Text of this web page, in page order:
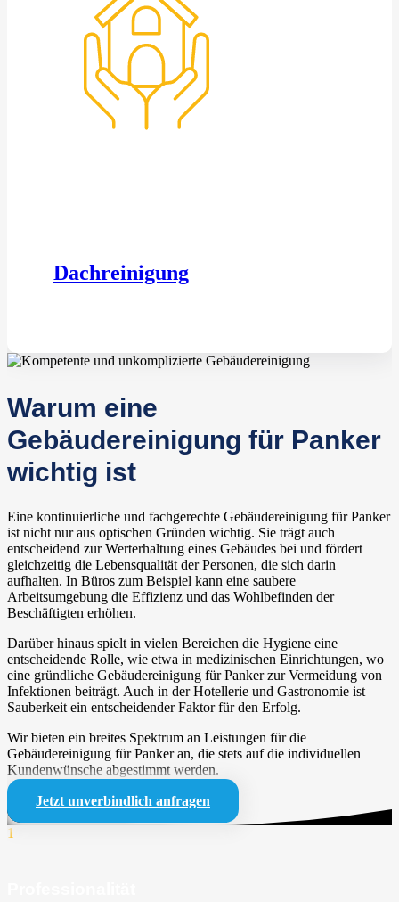
Dachreinigung
Warum eine
Gebäudereinigung für Panker
wichtig ist
Eine kontinuierliche und fachgerechte Gebäudereinigung für Panker
ist nicht nur aus optischen Gründen wichtig. Sie trägt auch
entscheidend zur Werterhaltung eines Gebäudes bei und fördert
gleichzeitig die Lebensqualität der Personen, die sich darin
aufhalten. In Büros zum Beispiel kann eine saubere
Arbeitsumgebung die Effizienz und das Wohlbefinden der
Beschäftigten erhöhen.
Darüber hinaus spielt in vielen Bereichen die Hygiene eine
entscheidende Rolle, wie etwa in medizinischen Einrichtungen, wo
eine gründliche Gebäudereinigung für Panker zur Vermeidung von
Infektionen beiträgt. Auch in der Hotellerie und Gastronomie ist
Sauberkeit ein entscheidender Faktor für den Erfolg.
Wir bieten ein breites Spektrum an Leistungen für die
Gebäudereinigung für Panker an, die stets auf die individuellen
Kundenwünsche abgestimmt werden.
Jetzt unverbindlich anfragen
1